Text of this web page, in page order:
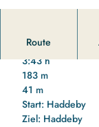
Route
3:43 h
183 m
41 m
Start: Haddeby
Ziel: Haddeby